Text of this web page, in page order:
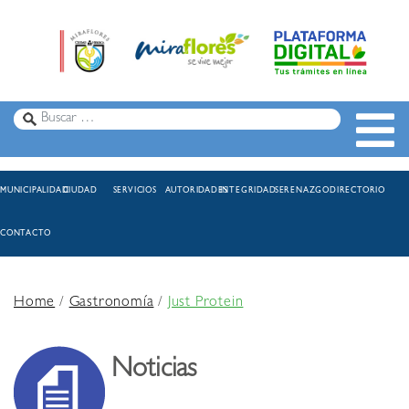
MUNICIPALIDADCIUDAD SERVICIOS AUTORIDADESINTEGRIDADSERENAZGODIRECTORIO
CONTACTO
Home/Gastronomía/ Just Protein
Noticias